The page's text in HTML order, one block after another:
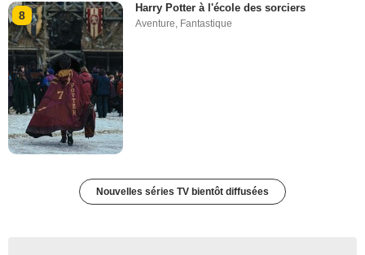
8
Harry Potter à l'école des sorciers
Aventure Fantastique
Nouvelles séries TV bientôt diffusées